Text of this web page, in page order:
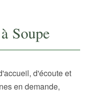
Soupe
d'écoute et
en demande,